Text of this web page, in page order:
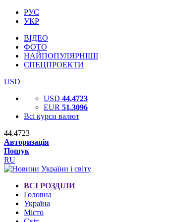
РУС
УКР
ВІДЕО
ФОТО
НАЙПОПУЛЯРНІШІ
СПЕЦПРОЕКТИ
USD
USD 44.4723
EUR 51.3096
Всі курси валют
44.4723
Авторизація
Пошук
RU
ВСІ РОЗДІЛИ
Головна
Україна
Місто